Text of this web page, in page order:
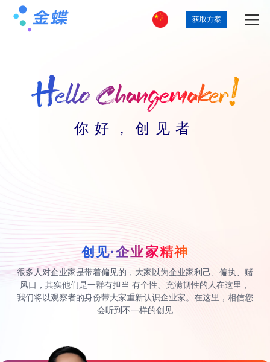
获取方案
你好，创见者
创见·企业家精神
很多人对企业家是带着偏见的，大家以为企业家利己、偏执、赌
风口，其实他们是一群有担当 有个性、充满韧性的人在这里，
我们将以观察者的身份带大家重新认识企业家。在这里，相信您
会听到不一样的创见